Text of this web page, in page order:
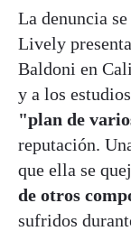
La denuncia
Lively
Baldoni en
y a los
"plan de
reputación.
que ella se
de otros
sufridos